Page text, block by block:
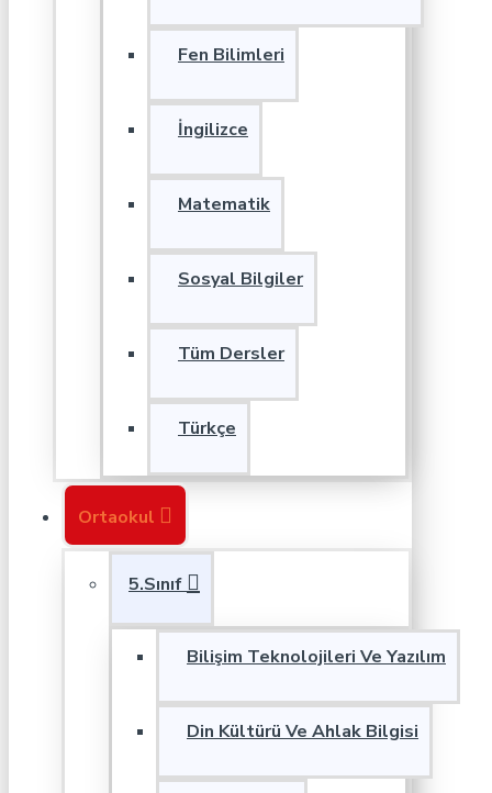
Fen Bilimleri
İngilizce
Matematik
Sosyal Bilgiler
Tüm Dersler
Türkçe
Ortaokul
5.Sınıf
Bilişim Teknolojileri Ve Yazılım
Din Kültürü Ve Ahlak Bilgisi